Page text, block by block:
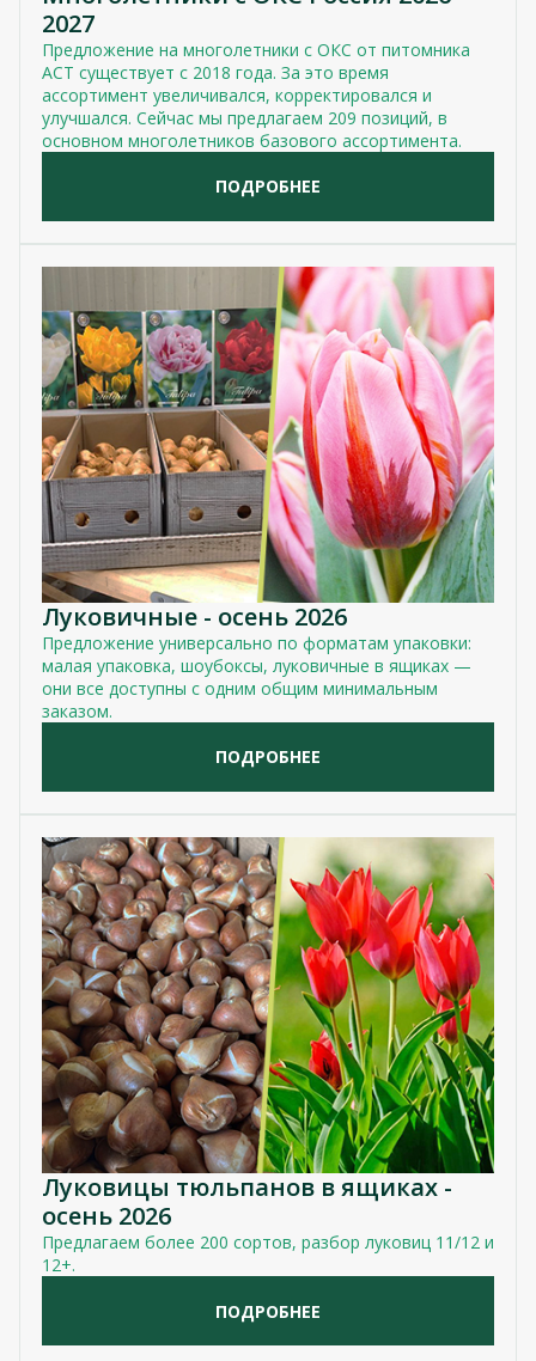
2027
Предложение на многолетники с ОКС от питомника
АСТ существует с 2018 года. За это время
ассортимент увеличивался, корректировался и
улучшался. Сейчас мы предлагаем 209 позиций, в
основном многолетников базового ассортимента.
ПОДРОБНЕЕ
Луковичные - осень 2026
Предложение универсально по форматам упаковки:
малая упаковка, шоубоксы, луковичные в ящиках —
они все доступны с одним общим минимальным
заказом.
ПОДРОБНЕЕ
Луковицы тюльпанов в ящиках -
осень 2026
Предлагаем более 200 сортов, разбор луковиц 11/12 и
12+.
ПОДРОБНЕЕ